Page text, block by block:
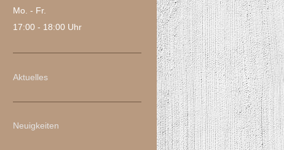
Mo. - Fr.
17:00 - 18:00 Uhr
Aktuelles
Neuigkeiten